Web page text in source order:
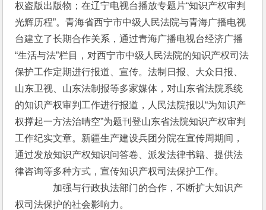
权盗版出版物；在辽宁电视台播放专题片“知识产权审判
光辉历程”。青海省西宁市中级人民法院与青海广播电视
台建立了长期合作关系，通过青海广播电视台经济广播
“生活与法”栏目，对西宁市中级人民法院的知识产权司法
保护工作定期进行报道、宣传。法制日报、大众日报、
山东卫视、山东法制报等多家媒体，对山东省法院系统
的知识产权审判工作进行报道，人民法院报以“为知识产
权撑起一方法治晴空”为题刊登山东省法院知识产权审判
工作纪实文章。新疆生产建设兵团分院在宣传周期间，
通过发放知识产权知识问答卷、派发法律书籍、提供法
律咨询等多种方式，宣传知识产权司法保护工作。
加强与行政执法部门的合作，不断扩大知识产
权司法保护的社会影响力。